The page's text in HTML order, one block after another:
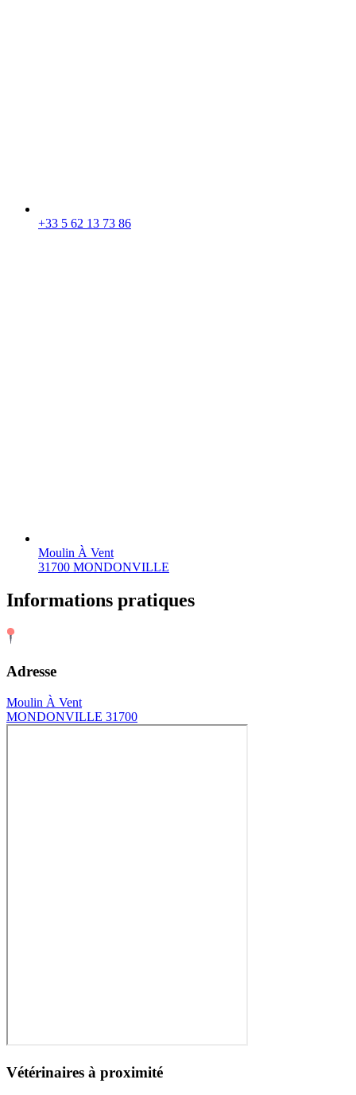
+33 5 62 13 73 86
Moulin À Vent
31700 MONDONVILLE
Informations pratiques
Adresse
Moulin À Vent
MONDONVILLE 31700
Vétérinaires à proximité